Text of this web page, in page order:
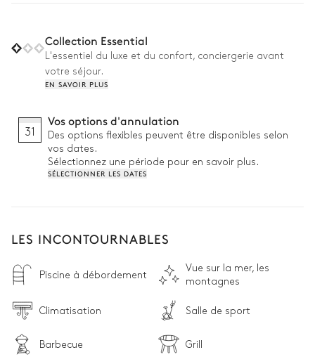
toute la famille réveillée, dégustez un délicieux petit-déjeuner
composé de fruits frais et de yaourts grecs sous la pergola -
ou passez directement à un déjeuner cuisiné au barbecue,
selon l'heure jusqu'à laquelle votre tribu aime faire la grasse
transats. À la tombée de la nuit, ne manquez pas le coucher
de soleil sur la mer et les montagnes. Enfin, terminez votre
journée dans le home cinéma, avec votre film préféré sur
grand écran et l'odeur du pop-corn dans l'air.
Collection Essential
L'essentiel du luxe et du confort, conciergerie avant
votre séjour.
EN SAVOIR PLUS
31
Vos options d'annulation
Des options flexibles peuvent être disponibles selon
vos dates.
Sélectionnez une période pour en savoir plus.
SÉLECTIONNER LES DATES
LES INCONTOURNABLES
Piscine à débordement
Vue sur la mer, les
montagnes
Climatisation Salle de sport
Barbecue Grill